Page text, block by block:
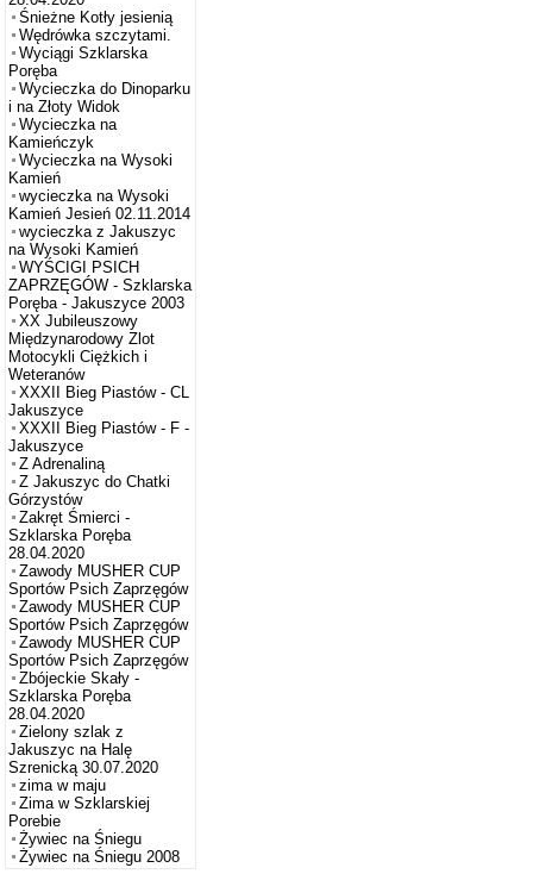
Śnieżne Kotły jesienią
Wędrówka szczytami.
Wyciągi Szklarska
Poręba
Wycieczka do Dinoparku
i na Złoty Widok
Wycieczka na
Kamieńczyk
Wycieczka na Wysoki
Kamień
wycieczka na Wysoki
Kamień Jesień 02.11.2014
wycieczka z Jakuszyc
na Wysoki Kamień
WYŚCIGI PSICH
ZAPRZĘGÓW - Szklarska
Poręba - Jakuszyce 2003
XX Jubileuszowy
Międzynarodowy Zlot
Motocykli Ciężkich i
Weteranów
XXXII Bieg Piastów - CL
Jakuszyce
XXXII Bieg Piastów - F -
Jakuszyce
Z Adrenaliną
Z Jakuszyc do Chatki
Górzystów
Zakręt Śmierci -
Szklarska Poręba
28.04.2020
Zawody MUSHER CUP
Sportów Psich Zaprzęgów
Zawody MUSHER CUP
Sportów Psich Zaprzęgów
Zawody MUSHER CUP
Sportów Psich Zaprzęgów
Zbójeckie Skały -
Szklarska Poręba
28.04.2020
Zielony szlak z
Jakuszyc na Halę
Szrenicką 30.07.2020
zima w maju
Zima w Szklarskiej
Porebie
Żywiec na Śniegu
Żywiec na Śniegu 2008